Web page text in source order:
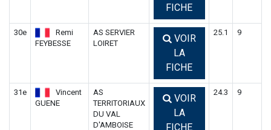
FICHE
30e
Remi
FEYBESSE
AS SERVIER
LOIRET
VOIR
LA
FICHE
25.1 9
31e
Vincent
GUENE
AS
TERRITORIAUX
DU VAL
D'AMBOISE
VOIR
LA
FICHE
24.3 9